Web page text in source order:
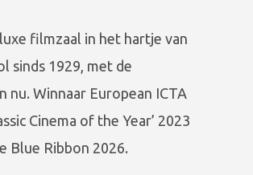
filmzaal in het hartje van
sinds 1929, met de
nu. Winnaar European ICTA
Cinema of the Year’ 2023
Blue Ribbon 2026.